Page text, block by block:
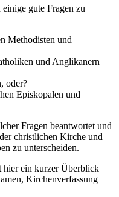
gute Fragen zu
Methodisten und
und Anglikanern
oder?
Episkopalen und
Fragen beantwortet und
christlichen Kirche und
zu unterscheiden.
hier ein kurzer Überblick
Kirchenverfassung